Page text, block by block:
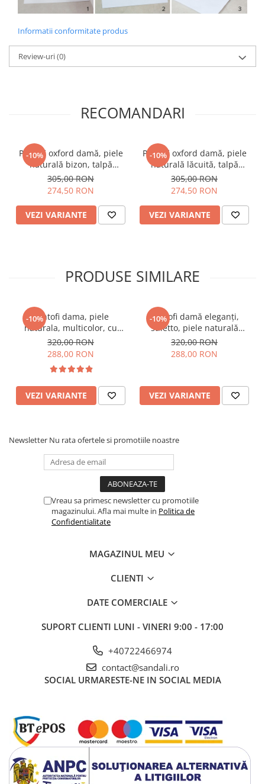
Informatii conformitate produs
Review-uri(0)
RECOMANDARI
-10%
Pantofi oxford damă, piele
naturală bizon, talpă
ușoară, crampoane mari,
negru
305,00 RON
274,50 RON
VEZI VARIANTE
-10%
Pantofi oxford damă, piele
naturală lăcuită, talpă
ușoară, crampoane, negru
305,00 RON
274,50 RON
VEZI VARIANTE
PRODUSE SIMILARE
-10%
Pantofi dama, piele
naturala, multicolor, cu
imprimeu sarpe, toc mic,
gros, Sandali
320,00 RON
288,00 RON
VEZI VARIANTE
-10%
Pantofi damă eleganți,
stiletto, piele naturală
velur, toc gros îmbrăcat,
negru zig-zag, negru
320,00 RON
288,00 RON
VEZI VARIANTE
Newsletter Nu rata ofertele si promotiile noastre
Vreau sa primesc newsletter cu promotiile
magazinului. Afla mai multe in Politica de
Confidentialitate
MAGAZINUL MEU
CLIENTI
DATE COMERCIALE
SUPORT CLIENTI LUNI - VINERI 9:00 - 17:00
+40722466974
contact@sandali.ro
SOCIAL URMARESTE-NE IN SOCIAL MEDIA